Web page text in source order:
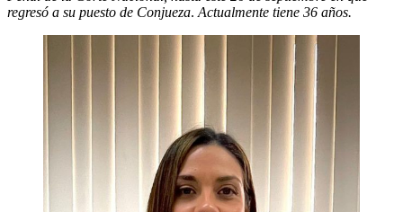
regresó a su puesto de Conjueza. Actualmente tiene 36 años.